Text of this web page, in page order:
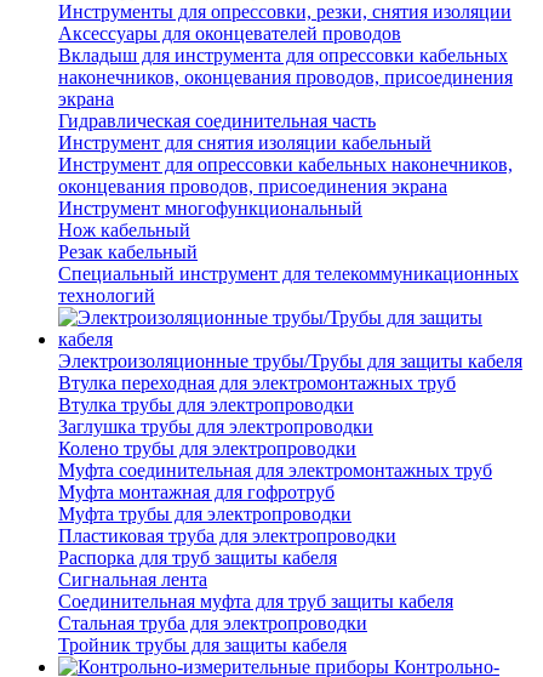
Инструменты для опрессовки, резки, снятия изоляции
Аксессуары для оконцевателей проводов
Вкладыш для инструмента для опрессовки кабельных
наконечников, оконцевания проводов, присоединения
экрана
Гидравлическая соединительная часть
Инструмент для снятия изоляции кабельный
Инструмент для опрессовки кабельных наконечников,
оконцевания проводов, присоединения экрана
Инструмент многофункциональный
Нож кабельный
Резак кабельный
Специальный инструмент для телекоммуникационных
технологий
Электроизоляционные трубы/Трубы для защиты кабеля
Втулка переходная для электромонтажных труб
Втулка трубы для электропроводки
Заглушка трубы для электропроводки
Колено трубы для электропроводки
Муфта соединительная для электромонтажных труб
Муфта монтажная для гофротруб
Муфта трубы для электропроводки
Пластиковая труба для электропроводки
Распорка для труб защиты кабеля
Сигнальная лента
Соединительная муфта для труб защиты кабеля
Стальная труба для электропроводки
Тройник трубы для защиты кабеля
Контрольно-